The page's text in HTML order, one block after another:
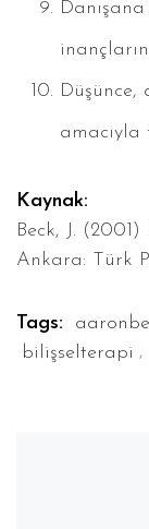
Düşünce,
Kaynak:
Beck, J.
Ankara: Türk
Tags:
bilişselterapi ,